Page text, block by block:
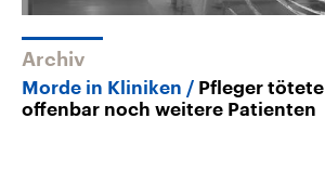
Archiv
Morde in Kliniken
Pfleger tötete
offenbar noch weitere Patienten